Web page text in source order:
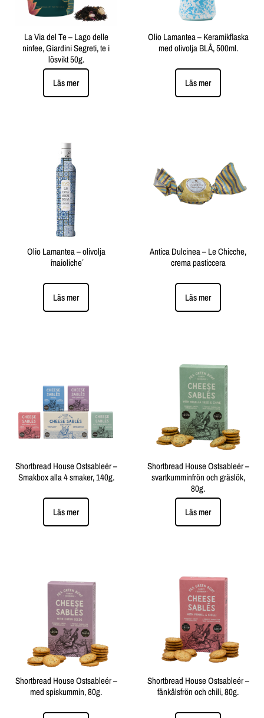
La Via del Te – Lago delle
ninfee, Giardini Segreti, te i
lösvikt 50g.
Läs mer
Olio Lamantea – Keramikflaska
med olivolja BLÅ, 500ml.
Läs mer
Olio Lamantea – olivolja
´maioliche´
Läs mer
Antica Dulcinea – Le Chicche,
crema pasticcera
Läs mer
Shortbread House Ostsableér –
Smakbox alla 4 smaker, 140g.
Läs mer
Shortbread House Ostsableér –
svartkumminfrön och gräslök,
80g.
Läs mer
Shortbread House Ostsableér –
med spiskummin, 80g.
Shortbread House Ostsableér –
fänkålsfrön och chili, 80g.